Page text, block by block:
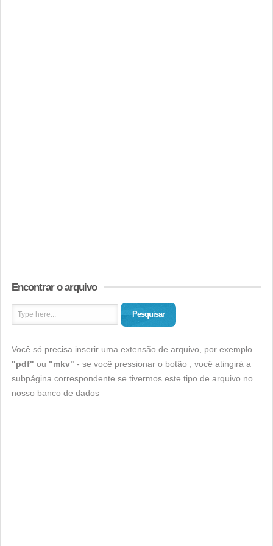
Encontrar o arquivo
Pesquisar
Você só precisa inserir uma extensão de arquivo, por exemplo
"pdf" ou "mkv" - se você pressionar o botão , você atingirá a
subpágina correspondente se tivermos este tipo de arquivo no
nosso banco de dados